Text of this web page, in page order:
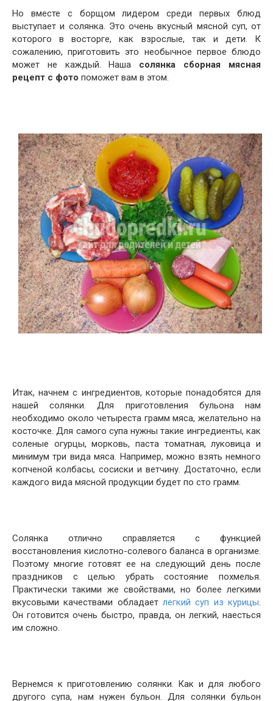
Но вместе с борщом лидером среди первых блюд
выступает и солянка. Это очень вкусный мясной суп, от
которого в восторге, как взрослые, так и дети. К
сожалению, приготовить это необычное первое блюдо
может не каждый. Наша солянка сборная мясная
рецепт с фото поможет вам в этом.
Итак, начнем с ингредиентов, которые понадобятся для
нашей солянки. Для приготовления бульона нам
необходимо около четыреста грамм мяса, желательно на
косточке. Для самого супа нужны такие ингредиенты, как
соленые огурцы, морковь, паста томатная, луковица и
минимум три вида мяса. Например, можно взять немного
копченой колбасы, сосиски и ветчину. Достаточно, если
каждого вида мясной продукции будет по сто грамм.
Солянка отлично справляется с функцией
восстановления кислотно-солевого баланса в организме.
Поэтому многие готовят ее на следующий день после
праздников с целью убрать состояние похмелья.
Практически такими же свойствами, но более легкими
вкусовыми качествами обладает легкий суп из курицы.
Он готовится очень быстро, правда, он легкий, наесться
им сложно.
Вернемся к приготовлению солянки. Как и для любого
другого супа, нам нужен бульон. Для солянки бульон